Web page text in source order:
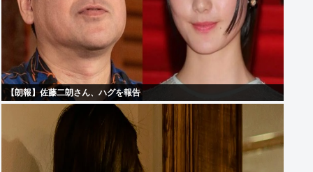
【朗報】佐藤二朗さん、ハグを報告